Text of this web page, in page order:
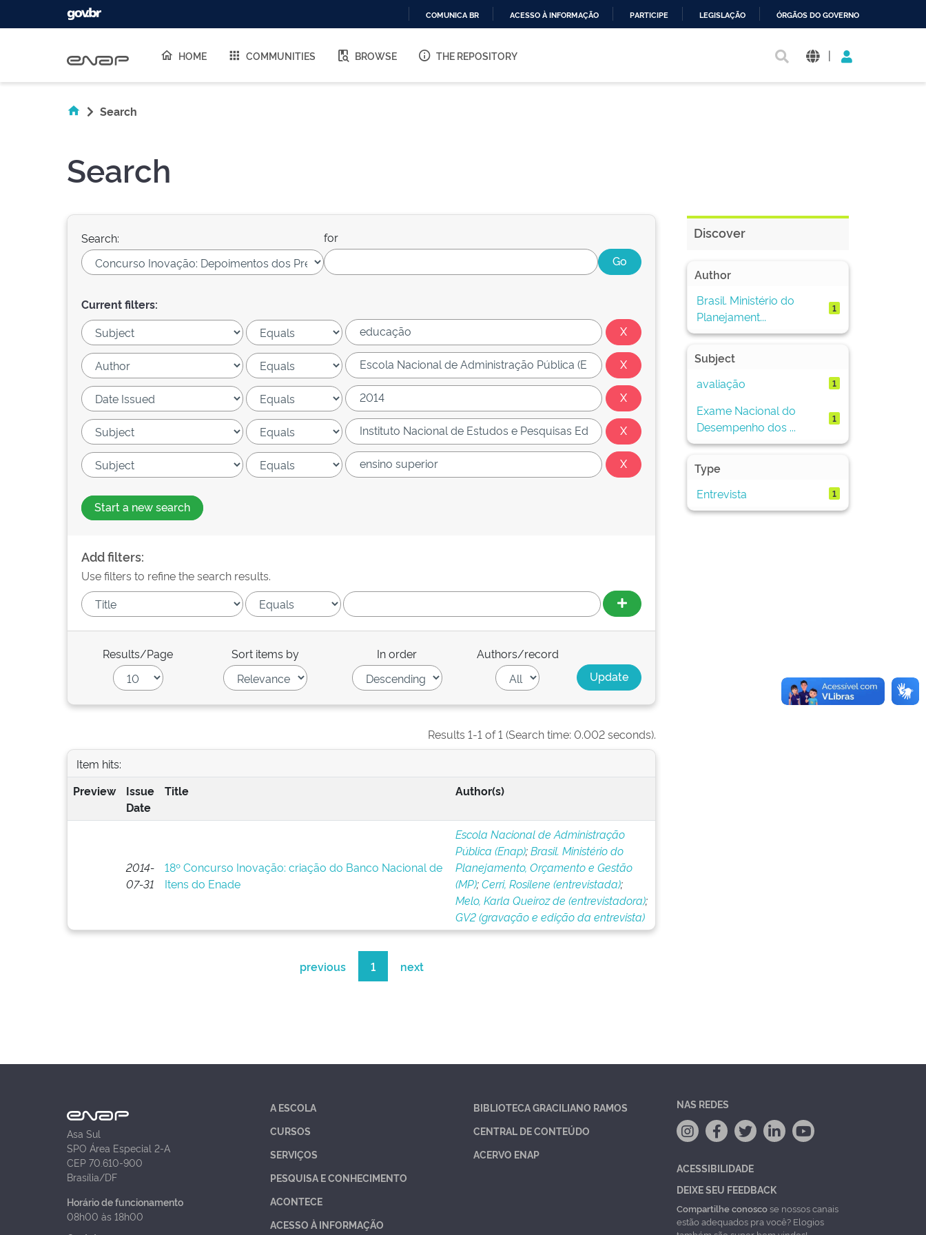
O
COMUNICA BR ACESSO À INFORMAÇÃO PARTICIPE LEGISLAÇÃO ÓRGÃOS DO GOVERNO
HOME COMMUNITIES BROWSE THE REPOSITORY |
Search
Search
Search: for
Current filters:
Start a new search
Add filters:
Use filters to refine the search results.
Results/Page Sort items by In order Authors/record
Results 1-1 of 1 (Search time: 0.002 seconds).
Item hits:
Preview
Issue
Date
Title Author(s)
2014-
07-31
18º Concurso Inovação: criação do Banco Nacional de
Itens do Enade
Escola Nacional de Administração
Pública (Enap);Brasil. Ministério do
Planejamento, Orçamento e Gestão
(MP);Cerri, Rosilene (entrevistada);
Melo, Karla Queiroz de (entrevistadora);
GV2 (gravação e edição da entrevista)
previous 1 next
Discover
Author
Brasil. Ministério do
Planejament...
1
Subject
avaliação
1
Exame Nacional do
Desempenho dos ...
1
Type
Entrevista
1
Asa Sul
SPO Área Especial 2-A
CEP 70.610-900
Brasília/DF
Horário de funcionamento
08h00 às 18h00
A ESCOLA
CURSOS
SERVIÇOS
PESQUISA E CONHECIMENTO
ACONTECE
ACESSO À INFORMAÇÃO
BIBLIOTECA GRACILIANO RAMOS
CENTRAL DE CONTEÚDO
ACERVO ENAP
NAS REDES
ACESSIBILIDADE
DEIXE SEU FEEDBACK
Compartilhe conoscose nossos canais
estão adequados pra você? Elogios